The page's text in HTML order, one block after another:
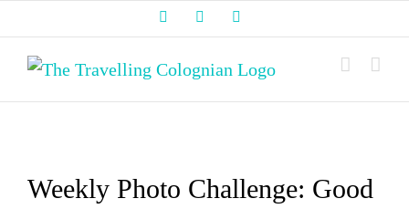
Inhalt
springen
FacebookInstagram
Weekly Photo Challenge: Good